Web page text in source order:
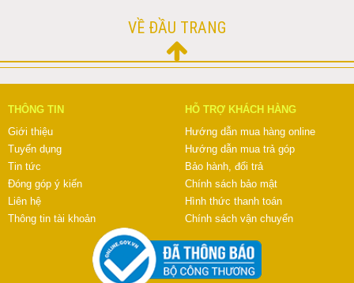
VỀ ĐẦU TRANG
THÔNG TIN
Giới thiệu
Tuyển dụng
Tin tức
Đóng góp ý kiến
Liên hệ
Thông tin tài khoản
HỖ TRỢ KHÁCH HÀNG
Hướng dẫn mua hàng online
Hướng dẫn mua trả góp
Bảo hành, đổi trả
Chính sách bảo mật
Hình thức thanh toán
Chính sách vận chuyển